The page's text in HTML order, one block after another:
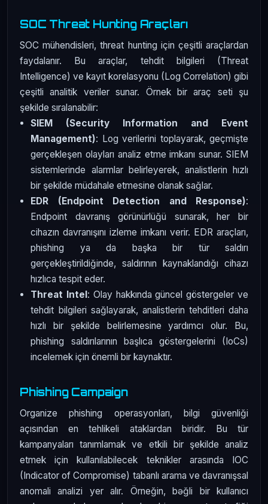
SOC Threat Hunting Araçları
SOC mühendisleri, threat hunting için çeşitli araçlardan
faydalanır. Bu araçlar, tehdit bilgileri (Threat
Intelligence) ve kayıt korelasyonu (Log Correlation) gibi
çeşitli analitik veriler sunar. Örnek bir araç seti şu
şekilde sıralanabilir:
SIEM (Security Information and Event
Management): Log verilerini toplayarak, geçmişte
gerçekleşen olayları analiz etme imkanı sunar. SIEM
sistemlerinde alarmlar belirleyerek, analistlerin hızlı
bir şekilde müdahale etmesine olanak sağlar.
EDR (Endpoint Detection and Response):
Endpoint davranış görünürlüğü sunarak, her bir
cihazın davranışını izleme imkanı verir. EDR araçları,
phishing ya da başka bir tür saldırı
gerçekleştirildiğinde, saldırının kaynaklandığı cihazı
hızlıca tespit eder.
Threat Intel: Olay hakkında güncel göstergeler ve
tehdit bilgileri sağlayarak, analistlerin tehditleri daha
hızlı bir şekilde belirlemesine yardımcı olur. Bu,
phishing saldırılarının başlıca göstergelerini (IoCs)
incelemek için önemli bir kaynaktır.
Phishing Campaign
Organize phishing operasyonları, bilgi güvenliği
açısından en tehlikeli ataklardan biridir. Bu tür
kampanyaları tanımlamak ve etkili bir şekilde analiz
etmek için kullanılabilecek teknikler arasında IOC
(Indicator of Compromise) tabanlı arama ve davranışsal
anomali analizi yer alır. Örneğin, bəğli bir kullanıcı